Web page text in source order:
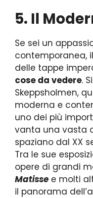
5. Il
Se sei un
contemporanea, il
delle tappe
cose da vedere.
Skeppsholmen,
moderna e
uno dei più
vanta una vasta
spaziano dal XX
Tra le sue
opere di grandi
Matisse e molti
il panorama